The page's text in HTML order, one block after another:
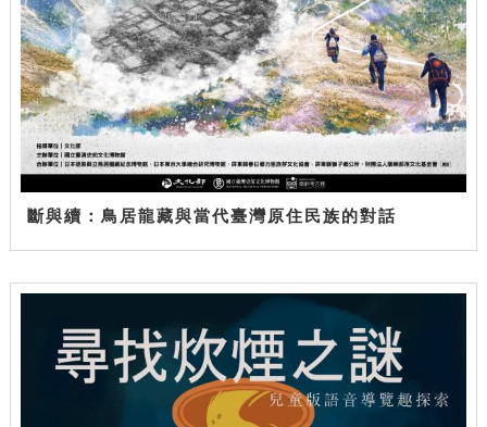
斷與續：鳥居龍藏與當代臺灣原住民族的對話